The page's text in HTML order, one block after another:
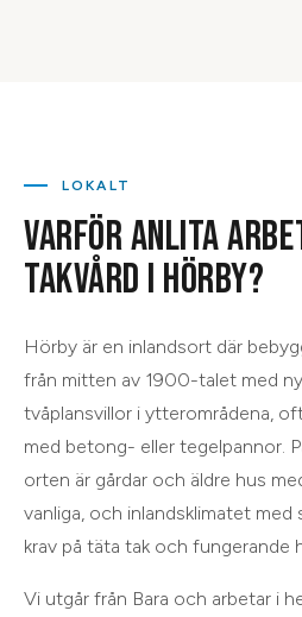
LOKALT
VARFÖR ANLITA
TAKVÅRD I HÖRBY?
Hörby är en inlandsort där
från mitten av 1900-talet med
tvåplansvillor i ytterområdena,
med betong- eller tegelpannor.
orten är gårdar och äldre hus
vanliga, och inlandsklimatet
krav på täta tak och fungerande
Vi utgår från Bara och arbetar i